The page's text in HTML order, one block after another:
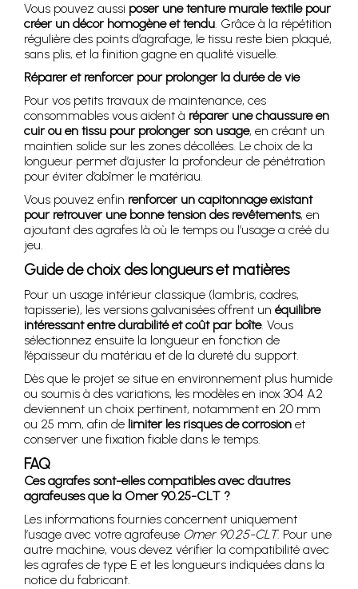
Vous pouvez aussi poser une tenture murale textile pour
créer un décor homogène et tendu. Grâce à la répétition
régulière des points d’agrafage, le tissu reste bien plaqué,
sans plis, et la finition gagne en qualité visuelle.
Réparer et renforcer pour prolonger la durée de vie
Pour vos petits travaux de maintenance, ces
consommables vous aident à réparer une chaussure en
cuir ou en tissu pour prolonger son usage, en créant un
maintien solide sur les zones décollées. Le choix de la
longueur permet d’ajuster la profondeur de pénétration
pour éviter d’abîmer le matériau.
Vous pouvez enfin renforcer un capitonnage existant
pour retrouver une bonne tension des revêtements, en
ajoutant des agrafes là où le temps ou l’usage a créé du
jeu.
Guide de choix des longueurs et matières
Pour un usage intérieur classique (lambris, cadres,
tapisserie), les versions galvanisées offrent un équilibre
intéressant entre durabilité et coût par boîte. Vous
sélectionnez ensuite la longueur en fonction de
l’épaisseur du matériau et de la dureté du support.
Dès que le projet se situe en environnement plus humide
ou soumis à des variations, les modèles en inox 304 A2
deviennent un choix pertinent, notamment en 20 mm
ou 25 mm, afin de limiter les risques de corrosion et
conserver une fixation fiable dans le temps.
FAQ
Ces agrafes sont-elles compatibles avec d’autres
agrafeuses que la Omer 90.25-CLT ?
Les informations fournies concernent uniquement
l’usage avec votre agrafeuse Omer 90.25-CLT. Pour une
autre machine, vous devez vérifier la compatibilité avec
les agrafes de type E et les longueurs indiquées dans la
notice du fabricant.